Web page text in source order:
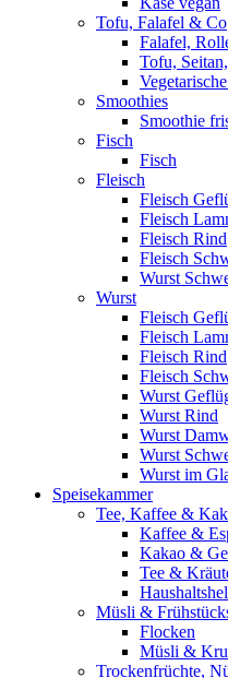
Tofu, Falafel & Co
Falafel,
Tofu,
Smoothies
Smoothie
Fisch
Fisch
Fleisch
Fleisch
Fleisch
Fleisch Rind
Fleisch
Wurst
Wurst
Fleisch
Fleisch
Fleisch Rind
Fleisch
Wurst
Wurst Rind
Wurst
Wurst
Wurst im
Speisekammer
Tee, Kaffee &
Kaffee &
Kakao &
Tee &
Müsli &
Flocken
Müsli &
Trockenfrüchte,